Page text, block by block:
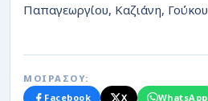
Παπαγεωργίου, Καζιάνη,
ΜΟΙΡΑΣΟΥ:
Facebook
X WhatsApp